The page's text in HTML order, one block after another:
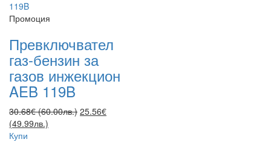
Промоция
Превключвател
газ-бензин за
газов инжекцион
AEB 119B
30.68€ (60.00лв.) 25.56€
(49.99лв.)
Купи